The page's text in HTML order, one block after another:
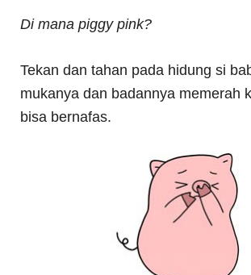
Di mana piggy pink?
Tekan dan tahan pada hidung si
mukanya dan badannya memerah
bisa bernafas.